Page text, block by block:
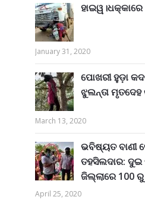
January 31, 2020
ପୋଖରୀ ହୁଡ଼ା
ଝୁଲନ୍ତା ମୃତଦେହ
March 13, 2020
ଭବିଷ୍ୟତ ବାଣୀ
ତହସିଲଦାର:
ଜିଲ୍ଲାରେ 100
April 25, 2020